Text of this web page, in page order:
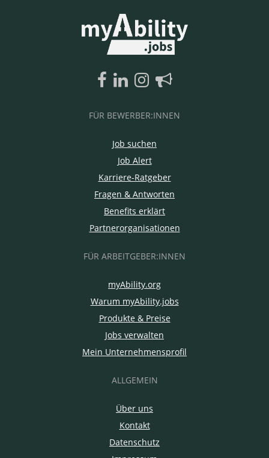
FÜR BEWERBER:INNEN
Job suchen
Job Alert
Karriere-Ratgeber
Fragen & Antworten
Benefits erklärt
Partnerorganisationen
FÜR ARBEITGEBER:INNEN
myAbility.org
Warum myAbility.jobs
Produkte & Preise
Jobs verwalten
Mein Unternehmensprofil
ALLGEMEIN
Über uns
Kontakt
Datenschutz